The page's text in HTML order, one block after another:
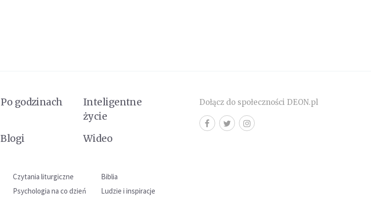
Po godzinach
Inteligentne
życie
Blogi Wideo
Czytania liturgiczne
Biblia
Psychologia na co dzień Ludzie i inspiracje
Dołącz do społeczności DEON.pl